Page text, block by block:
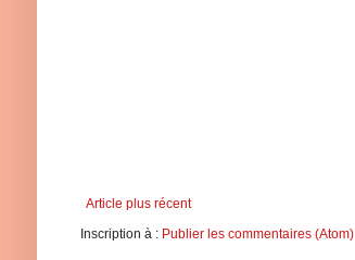
Article plus récent
Inscription à : Publier les commentaires (Atom)